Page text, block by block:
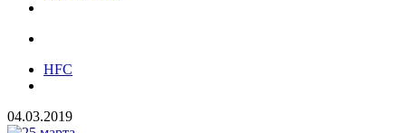
HFC
04.03.2019